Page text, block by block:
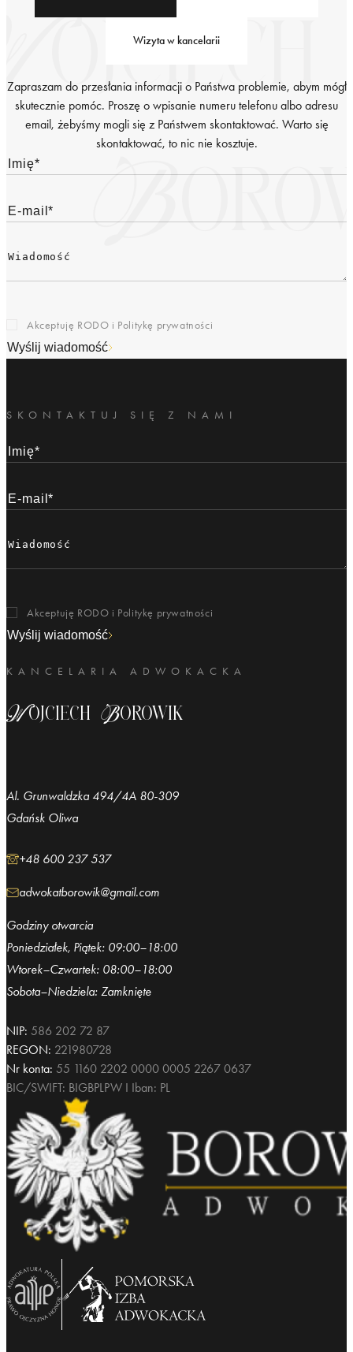
Wizyta w kancelarii
Zapraszam do przesłania informacji o Państwa problemie, abym mógł
skutecznie pomóc. Proszę o wpisanie numeru telefonu albo adresu
email, żebyśmy mogli się z Państwem skontaktować. Warto się
skontaktować, to nic nie kosztuje.
Akceptuję RODO i Politykę prywatności
Wyślij wiadomość
NIP: 586 202 72 87
REGON: 221980728
Nr konta: 55 1160 2202 0000 0005 2267 0637
BIC/SWIFT: BIGBPLPW I Iban: PL
KANCELARIA ADWOKACKA
Wojciech Borowik
Al. Grunwaldzka 494/4A 80-309
Gdańsk Oliwa
+48 600 237 537
adwokatborowik@gmail.com
Godziny otwarcia
Poniedziałek, Piątek: 09:00–18:00
Wtorek–Czwartek: 08:00–18:00
Sobota–Niedziela: Zamknięte
SKONTAKTUJ SIĘ Z NAMI
Akceptuję RODO i Politykę prywatności
Wyślij wiadomość